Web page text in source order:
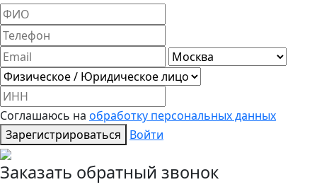
Соглашаюсь на обработку персональных данных
Зарегистрироваться
Войти
Заказать обратный звонок